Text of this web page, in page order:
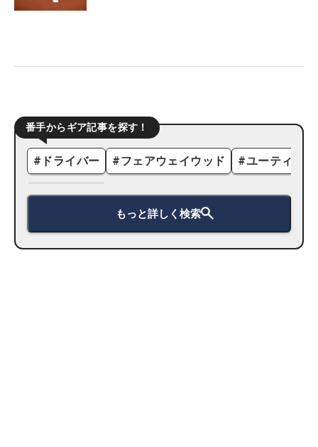
番手からギア記事を探す！
# ドライバー #フェアウェイウッド #ユーティリ
もっと詳しく検索